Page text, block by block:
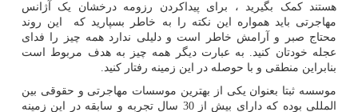
هستند کمک بگیرید ، برای پیداکردن رزومه درخشان یک آژانس
مهاجرتی باید همواره این نکته را به خاطر بسپارید که این روند
محتاج صبر و آرامش خاطر است و دلیلی ندارد همه چیز را فدای
عجله خودتان کنید. به عبارت دیگر همه چیز به هدف مربوط است
بنابراین منطقی و با حوصله در این زمینه رفتار کنید.
موسسه ثبتا بعنوان یکی از بهترین موسسات مهاجرتی و حقوقی بین
المللی بوده که دارای بیش از 30 سال تجربه و سابقه در این زمینه